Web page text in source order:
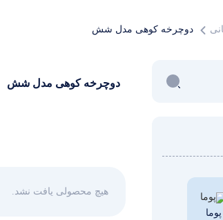
دوچرخه کوهی مدل شش
پوما
دوچرخه کوهی مدل شش
هیچ محصولی یافت نشد.